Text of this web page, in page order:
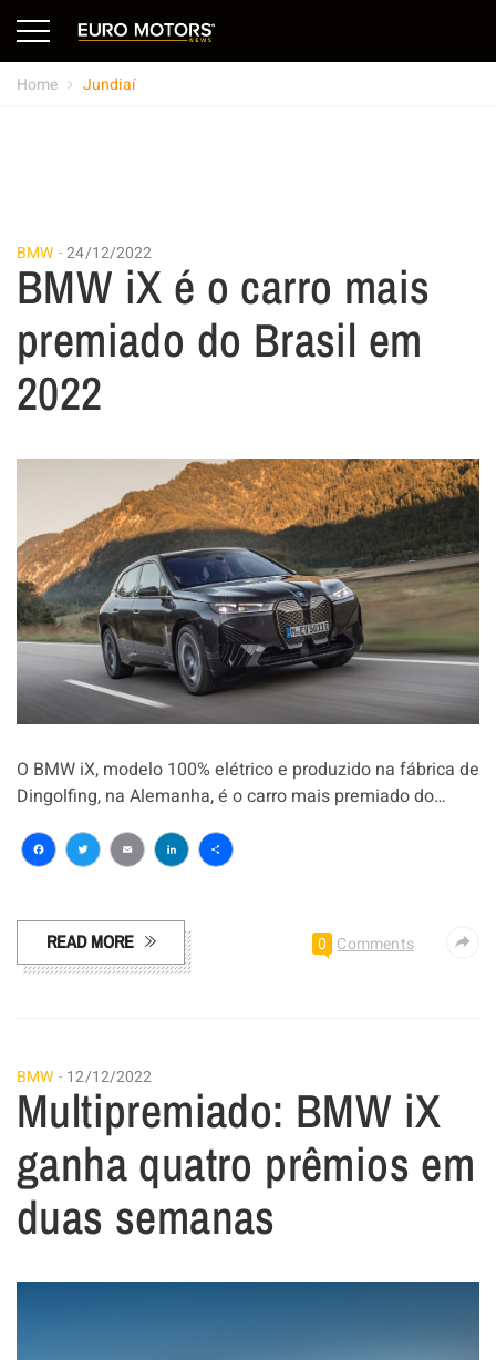
Home Jundiaí
BMW 24/12/2022
BMW iX é o carro mais
premiado do Brasil em
2022
O BMW iX, modelo 100% elétrico e produzido na fábrica de
Dingolfing, na Alemanha, é o carro mais premiado do…
Facebook
Twitter
EmailLinkedIn
Share
READ MORE 0 Comments
BMW 12/12/2022
Multipremiado: BMW iX
ganha quatro prêmios em
duas semanas